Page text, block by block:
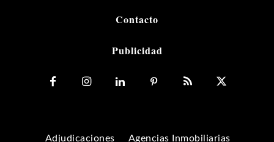
Contacto
Publicidad
Adjudicaciones
Agencias Inmobiliarias